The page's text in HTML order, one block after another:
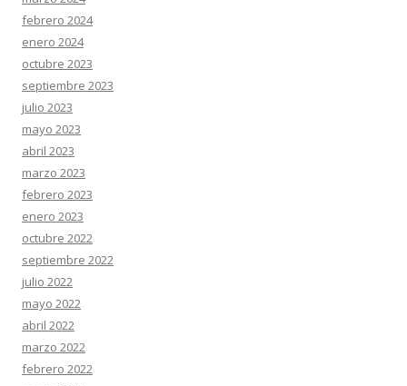
febrero 2024
enero 2024
octubre 2023
septiembre 2023
julio 2023
mayo 2023
abril 2023
marzo 2023
febrero 2023
enero 2023
octubre 2022
septiembre 2022
julio 2022
mayo 2022
abril 2022
marzo 2022
febrero 2022